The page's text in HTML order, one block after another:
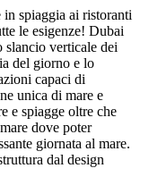
in spiaggia ai ristoranti
le esigenze! Dubai
verticale dei
del giorno e lo
capaci di
unica di mare e
e spiagge oltre che
dove poter
giornata al mare.
dal design